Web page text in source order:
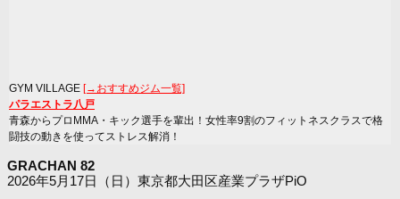
GYM VILLAGE [→おすすめジム一覧]
パラエストラ八戸
青森からプロMMA・キック選手を輩出！女性率9割のフィットネスクラスで格
闘技の動きを使ってストレス解消！
GRACHAN 82
2026年5月17日（日）東京都大田区産業プラザPiO